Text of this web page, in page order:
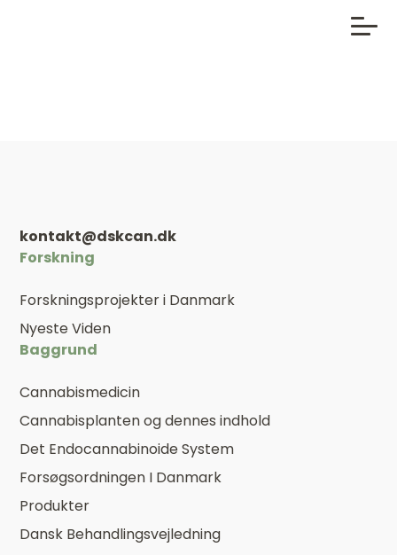
kontakt@dskcan.dk
Forskning
Forskningsprojekter i Danmark
Nyeste Viden
Baggrund
Cannabismedicin
Cannabisplanten og dennes indhold
Det Endocannabinoide System
Forsøgsordningen I Danmark
Produkter
Dansk Behandlingsvejledning